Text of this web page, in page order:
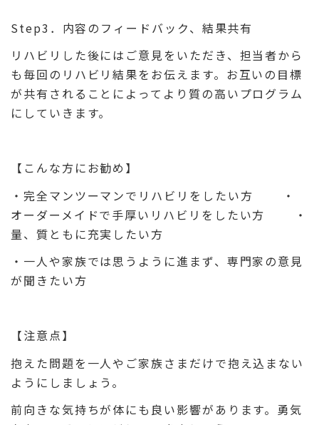
Step3．内容のフィードバック、結果共有
リハビリした後にはご意見をいただき、担当者から
も毎回のリハビリ結果をお伝えます。お互いの目標
が共有されることによってより質の高いプログラム
にしていきます。
【こんな方にお勧め】
・完全マンツーマンでリハビリをしたい方 ・
オーダーメイドで手厚いリハビリをしたい方 ・
量、質ともに充実したい方
・一人や家族では思うように進まず、専門家の意見
が聞きたい方
【注意点】
抱えた問題を一人やご家族さまだけで抱え込まない
ようにしましょう。
前向きな気持ちが体にも良い影響があります。勇気